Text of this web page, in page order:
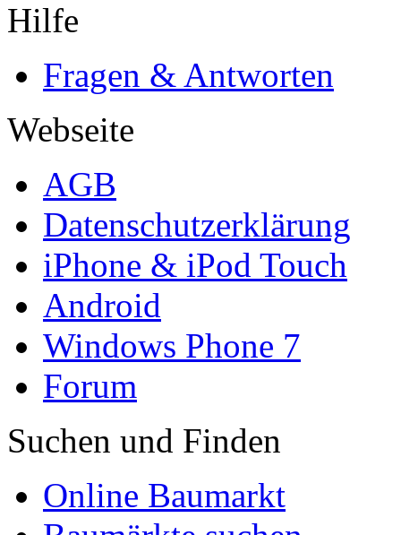
Hilfe
Fragen & Antworten
Webseite
AGB
Datenschutzerklärung
iPhone & iPod Touch
Android
Windows Phone 7
Forum
Suchen und Finden
Online Baumarkt